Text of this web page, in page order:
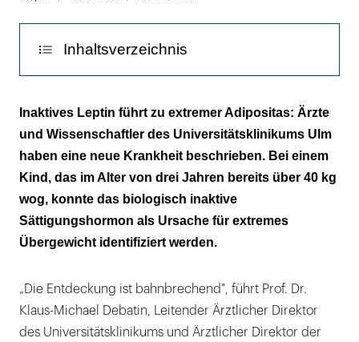
Inhaltsverzeichnis
Dem Körper wird ein Hormonmangel
vorgetäuscht
Inaktives Leptin führt zu extremer Adipositas: Ärzte
und Wissenschaftler des Universitätsklinikums Ulm
haben eine neue Krankheit beschrieben. Bei einem
Kind, das im Alter von drei Jahren bereits über 40 kg
wog, konnte das biologisch inaktive
Sättigungshormon als Ursache für extremes
Übergewicht identifiziert werden.
„Die Entdeckung ist bahnbrechend", führt Prof. Dr.
Klaus-Michael Debatin, Leitender Ärztlicher Direktor
des Universitätsklinikums und Ärztlicher Direktor der